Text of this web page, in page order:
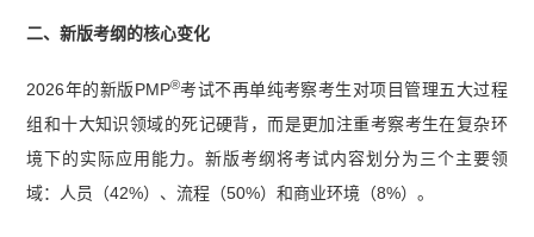
二、新版考纲的核心变化
2026年的新版PMP®考试不再单纯考察考生对项目管理五大过程
组和十大知识领域的死记硬背，而是更加注重考察考生在复杂环
境下的实际应用能力。新版考纲将考试内容划分为三个主要领
域：人员（42%）、流程（50%）和商业环境（8%）。